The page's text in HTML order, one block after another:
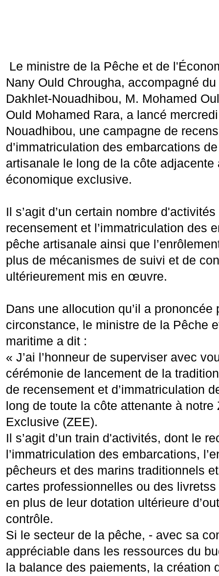
Le ministre de la Pêche et de
Nany Ould Chrougha, accompagné
Dakhlet-Nouadhibou, M. Mohamed
Ould Mohamed Rara, a lancé
Nouadhibou, une campagne de
d’immatriculation des embarcations
artisanale le long de la côte adjacente
économique exclusive.
Il s’agit d’un certain nombre
recensement et l’immatriculation des
pêche artisanale ainsi que
plus de mécanismes de suivi et de
ultérieurement mis en œuvre.
Dans une allocution qu’il a prononcée
circonstance, le ministre de la Pêche
maritime a dit :
« J’ai l’honneur de superviser avec
cérémonie de lancement de la
de recensement et d’immatriculation
long de toute la côte attenante à notre
Exclusive (ZEE).
Il s’agit d’un train d'activités, dont le
l’immatriculation des embarcations,
pêcheurs et des marins traditionnels
cartes professionnelles ou des
en plus de leur dotation ultérieure
contrôle.
Si le secteur de la pêche, - avec sa
appréciable dans les ressources du
la balance des paiements, la création